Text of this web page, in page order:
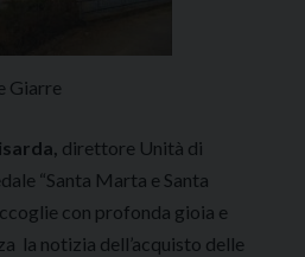
Giarre
direttore Unità di
“Santa Marta e Santa
con profonda gioia e
la notizia dell’acquisto delle